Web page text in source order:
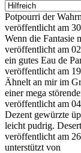
Potpourri der
veröffentlicht am
Wenn die Fantasie
veröffentlicht am
ein gutes Eau de
veröffentlicht am
Ähnelt an mir im
einer mega
veröffentlicht am
Dezent gewürzte
leicht pudrig.
veröffentlicht am
unterstützt von